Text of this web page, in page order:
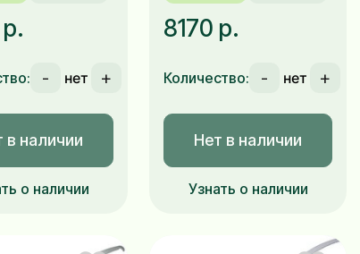
- +
в наличии
о наличии
8170 р.
Количество: - +
Нет в наличии
Узнать о наличии